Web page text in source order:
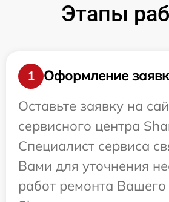
Этапы
1
Оформление
Оставьте заявку на
сервисного центра
Специалист сервиса
Вами для уточнения
работ ремонта Вашего